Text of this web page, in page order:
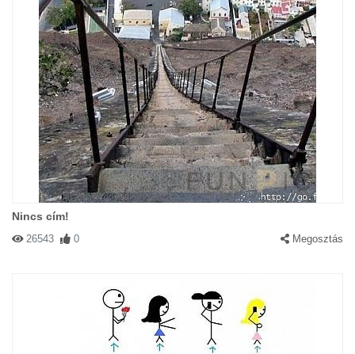
Nincs cím!
26543 0 Megosztás